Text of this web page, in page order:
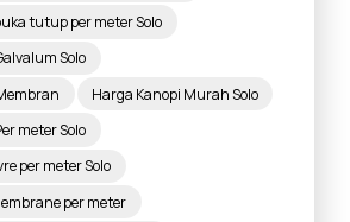
tutup per meter Solo
Solo
Harga Kanopi Murah Solo
meter Solo
per meter Solo
per meter